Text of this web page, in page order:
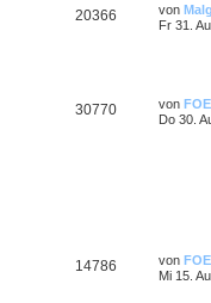
20366 von
Fr 31.
30770 von FOE
Do 30.
14786 von FOE
Mi 15.